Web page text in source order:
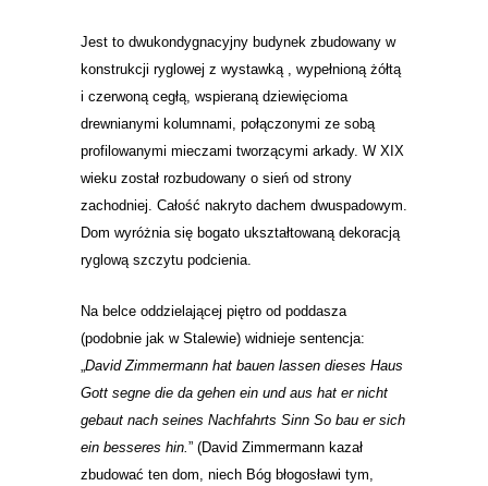
Jest to dwukondygnacyjny budynek zbudowany w
konstrukcji ryglowej z wystawką , wypełnioną żółtą
i czerwoną cegłą, wspieraną dziewięcioma
drewnianymi kolumnami, połączonymi ze sobą
profilowanymi mieczami tworzącymi arkady. W XIX
wieku został rozbudowany o sień od strony
zachodniej. Całość nakryto dachem dwuspadowym.
Dom wyróżnia się bogato ukształtowaną dekoracją
ryglową szczytu podcienia.
Na belce oddzielającej piętro od poddasza
(podobnie jak w Stalewie) widnieje sentencja:
„David Zimmermann hat bauen lassen dieses Haus
Gott segne die da gehen ein und aus hat er nicht
gebaut nach seines Nachfahrts Sinn So bau er sich
ein besseres hin.” (David Zimmermann kazał
zbudować ten dom, niech Bóg błogosławi tym,